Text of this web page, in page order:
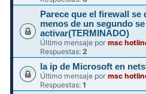
Parece que el firewall se
menos de un segundo
activar(TERMINADO)
Último mensaje pormsc
Respuestas:2
la ip de Microsoft en
Último mensaje pormsc
Respuestas:1